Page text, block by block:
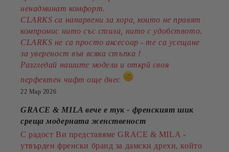
ненадминат комфорт.
CLARKS са напарвени за хора, които не правят
компромис нито със стила, нито с удобството.
CLARKS не са просто аксесоар - те са усещане
за увереност във всяка стъпка !
Разгледай нашите модели и открй своя
перфектен чифт още днес
22 Мар 2026
GRACE & MILA вече е тук - френският шик
среща модерната женственост
С радост Ви представяме GRACE & MILA -
утвърден френски бранд за дамски дрехи, който